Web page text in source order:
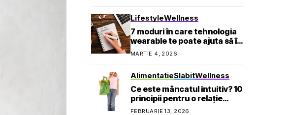
LifestyleWellness
7 moduri în care tehnologia
wearable te poate ajuta să îți
atingi obiectivele de
sănătate
MARTIE 4, 2026
AlimentatieSlabitWellness
Ce este mâncatul intuitiv? 10
principii pentru o relație
sănătoasă cu mâncarea
FEBRUARIE 13, 2026